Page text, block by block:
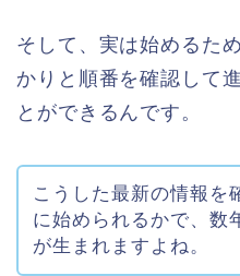
そして、実は始めるた
かりと順番を確認して
とができるんです。
こうした最新の情報を
に始められるかで、数
が生まれますよね。